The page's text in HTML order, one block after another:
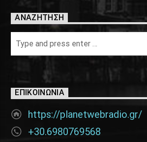
ΑΝΑΖΉΤΗΣΗ
ΕΠΙΚΟΙΝΩΝΊΑ
https://planetwebradio.gr/
+30.6980769568